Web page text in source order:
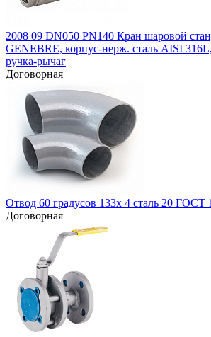
2008 09 DN050 PN140 Кран шаровой
GENEBRE, корпус-нерж. сталь AISI
ручка-рычаг
Договорная
Отвод 60 градусов 133х 4 сталь 20 ГОСТ
Договорная